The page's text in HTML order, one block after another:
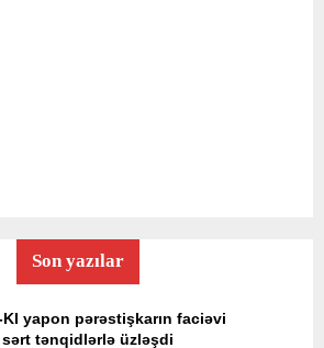
Son yazılar
KI yapon pərəstişkarın faciəvi
tənqidlərlə üzləşdi